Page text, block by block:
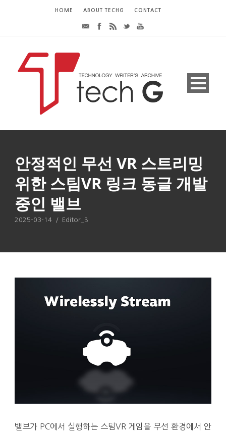
HOME ABOUT TECHG CONTACT
안정적인 무선 VR 스트리밍
위한 스팀VR 링크 동글 개발
중인 밸브
2025-03-14 / Editor_B
밸브가 PC에서 실행하는 스팀VR 게임을 무선 환경에서 안